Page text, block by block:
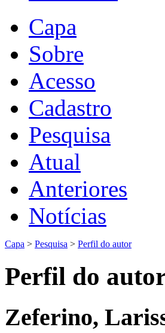
Capa
Sobre
Acesso
Cadastro
Pesquisa
Atual
Anteriores
Notícias
Capa > Pesquisa > Perfil do autor
Perfil do
Zeferino,